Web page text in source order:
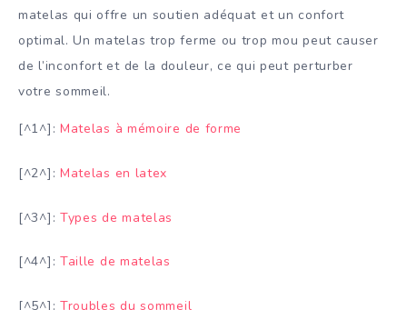
matelas qui offre un soutien adéquat et un confort
optimal. Un matelas trop ferme ou trop mou peut causer
de l’inconfort et de la douleur, ce qui peut perturber
votre sommeil.
[^1^]: Matelas à mémoire de forme
[^2^]: Matelas en latex
[^3^]: Types de matelas
[^4^]: Taille de matelas
[^5^]: Troubles du sommeil